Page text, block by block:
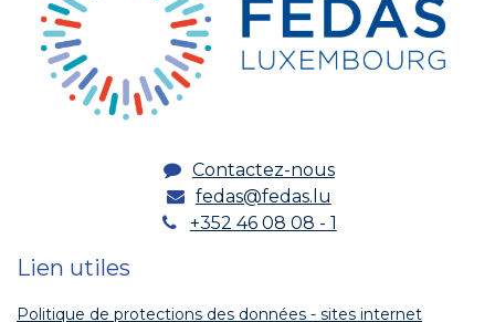
Contactez-nous
fedas@fedas.lu
+352 46 08 08 - 1
Lien utiles
Politique de protections des données - sites internet